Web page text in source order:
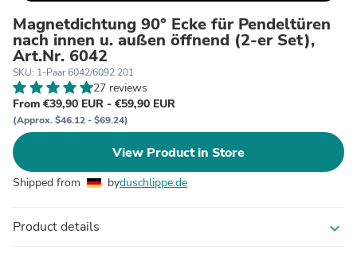
Magnetdichtung 90° Ecke für Pendeltüren
nach innen u. außen öffnend (2-er Set),
Art.Nr. 6042
SKU: 1-Paar 6042/6092.201
27 reviews
From €39,90 EUR - €59,90 EUR
(Approx. $46.12 - $69.24)
View Product in Store
Shipped from byduschlippe.de
Product details expand_more